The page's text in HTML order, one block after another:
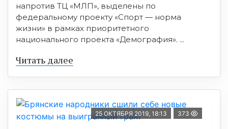
напротив ТЦ «МЛП», выделены по
федеральному проекту «Спорт — норма
жизни» в рамках приоритетного
национального проекта «Демография». ...
Читать далее
25 ОКТЯБРЯ 2019, 18:13 373